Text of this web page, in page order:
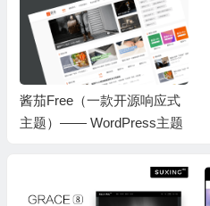
酱茄Free（一款开源响应式
主题）—— WordPress主题